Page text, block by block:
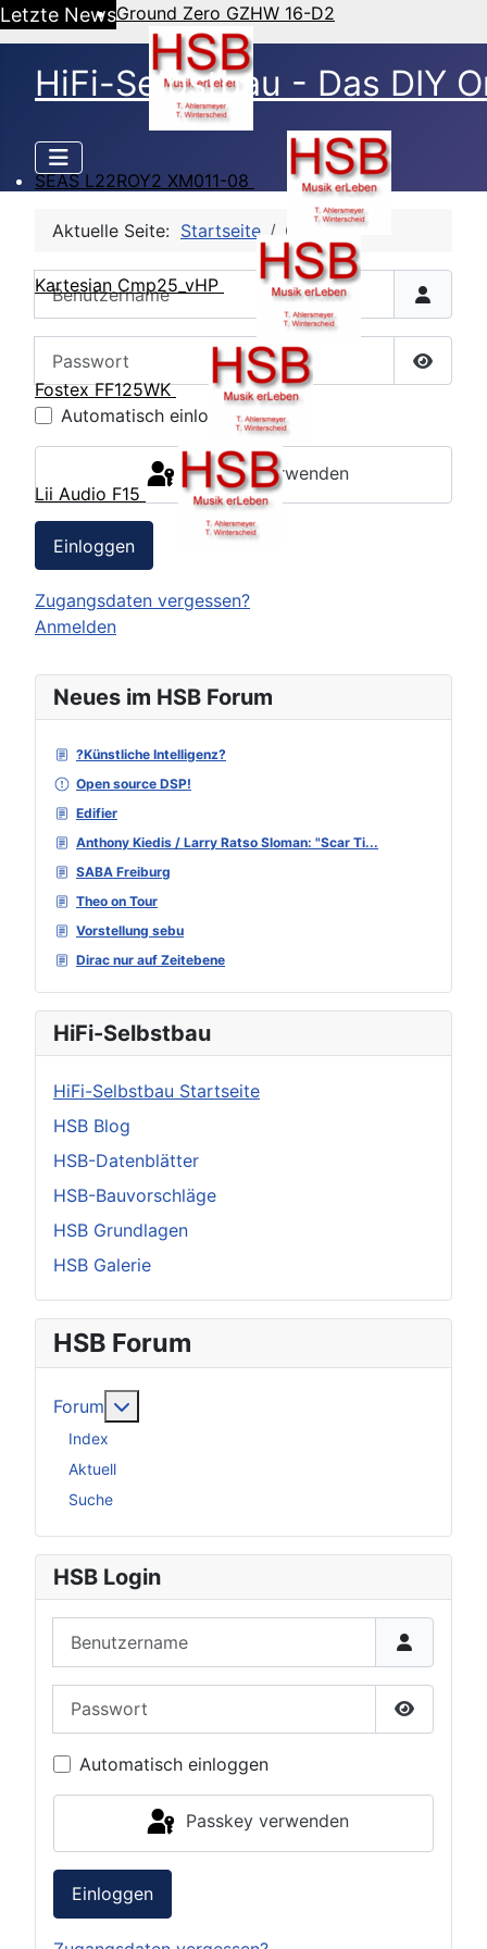
Letzte NewsGround Zero GZHW 16-D2
SEAS L22ROY2 XM011-08
Kartesian Cmp25_vHP
Fostex FF125WK
Lii Audio F15
HiFi-Selbstbau - Das DIY
Neues im HSB Forum
?Künstliche Intelligenz?
Open source DSP!
Edifier
Anthony Kiedis / Larry Ratso Sloman: "Scar Ti...
SABA Freiburg
Theo on Tour
Vorstellung sebu
Dirac nur auf Zeitebene
HiFi-Selbstbau
HiFi-Selbstbau Startseite
HSB Blog
HSB-Datenblätter
HSB-Bauvorschläge
HSB Grundlagen
HSB Galerie
HSB Forum
Forum
Index
Aktuell
Suche
HSB Login
Passwort
Automatisch einloggen
Passkey verwenden
Einloggen
Aktuelle Seite: Startseite CB Login
Benutzername
Automatisch einloggen
Passkey verwenden
Einloggen
Zugangsdaten vergessen?
Anmelden